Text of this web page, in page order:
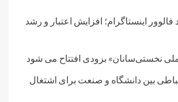
اینستاگرام؛ افزایش اعتبار و رشد
ملی نخستی‌سانان» بزودی افتتاح می شود
بین دانشگاه و صنعت برای اشتغال